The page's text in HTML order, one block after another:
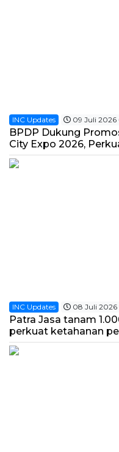
INC Updates 09 Juli 2026
BPDP Dukung
City Expo 2026,
INC Updates 08 Juli 2026
Patra Jasa tanam
perkuat ketahanan